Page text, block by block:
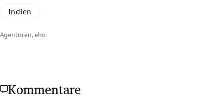
Indien
Agenturen, eho
Kommentare